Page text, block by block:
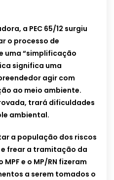
a PEC 65/12 surgiu
o processo de
uma “simplificação
significa uma
agir com
ao meio ambiente.
trará dificuldades
ambiental.
a população dos riscos
frear a tramitação da
e o MP/RN fizeram
a serem tomados o